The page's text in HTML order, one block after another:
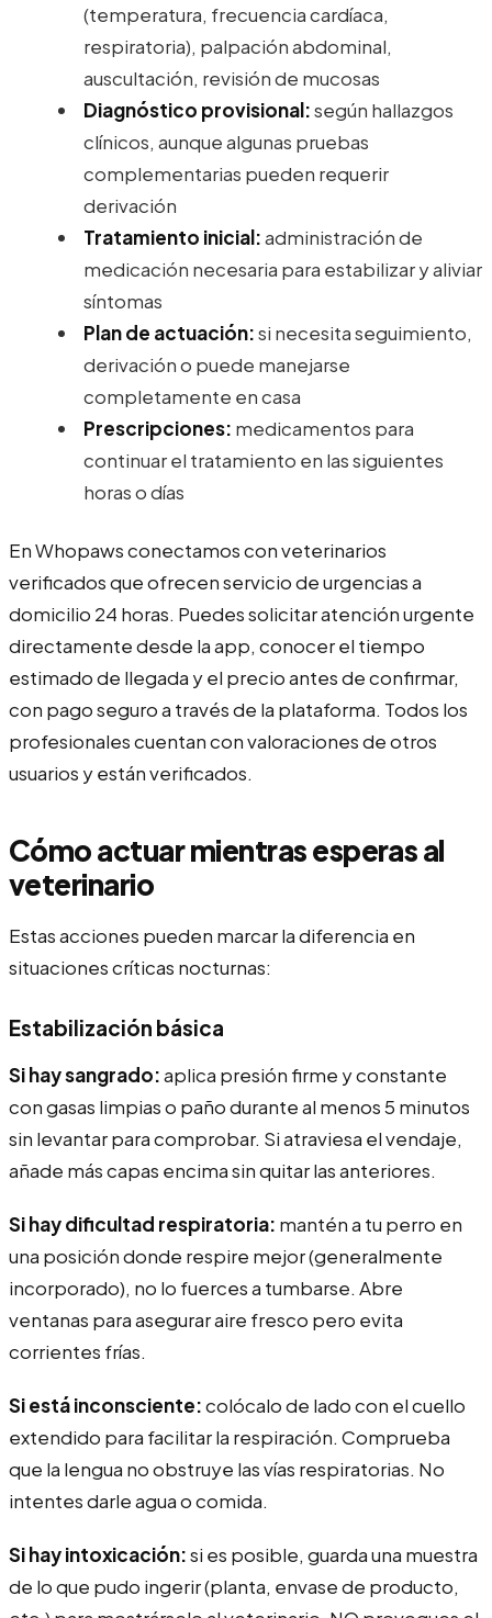
(temperatura, frecuencia cardíaca,
respiratoria), palpación abdominal,
auscultación, revisión de mucosas
Diagnóstico provisional:según hallazgos
clínicos, aunque algunas pruebas
complementarias pueden requerir
derivación
Tratamiento inicial:administración de
medicación necesaria para estabilizar y aliviar
síntomas
Plan de actuación:si necesita seguimiento,
derivación o puede manejarse
completamente en casa
Prescripciones: medicamentos para
continuar el tratamiento en las siguientes
horas o días
En Whopaws conectamos con veterinarios
verificados que ofrecen servicio de urgencias a
domicilio 24 horas. Puedes solicitar atención urgente
directamente desde la app, conocer el tiempo
estimado de llegada y el precio antes de confirmar,
con pago seguro a través de la plataforma. Todos los
profesionales cuentan con valoraciones de otros
usuarios y están verificados.
Cómo actuar mientras esperas al
veterinario
Estas acciones pueden marcar la diferencia en
situaciones críticas nocturnas:
Estabilización básica
Si hay sangrado:aplica presión firme y constante
con gasas limpias o paño durante al menos 5 minutos
sin levantar para comprobar. Si atraviesa el vendaje,
añade más capas encima sin quitar las anteriores.
Si hay dificultad respiratoria: mantén a tu perro en
una posición donde respire mejor (generalmente
incorporado), no lo fuerces a tumbarse. Abre
ventanas para asegurar aire fresco pero evita
corrientes frías.
Si está inconsciente:colócalo de lado con el cuello
extendido para facilitar la respiración. Comprueba
que la lengua no obstruye las vías respiratorias. No
intentes darle agua o comida.
Si hay intoxicación:si es posible, guarda una muestra
de lo que pudo ingerir (planta, envase de producto,